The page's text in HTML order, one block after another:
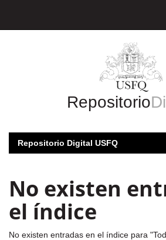
Repositorio
Repositorio Digital USFQ
No existen
el índice
No existen entradas en el índice para